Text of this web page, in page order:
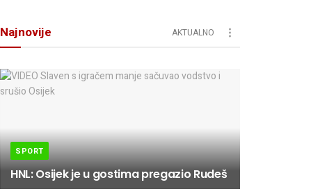
Najnovije AKTUALNO
SPORT
HNL: Osijek je u gostima pregazio Rudeš